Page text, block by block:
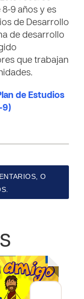
9 años y es
de Desarrollo
de desarrollo
que trabajan
de Estudios
9)
O